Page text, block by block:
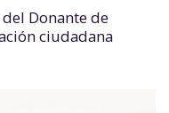
Donante de
ciudadana